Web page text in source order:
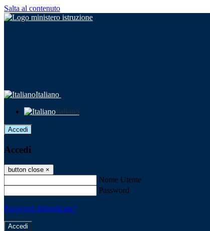
Salta al contenuto
Italiano
Italiano
Accedi
Accedi
button close ×
Nome Utente
Password
Password dimenticata?